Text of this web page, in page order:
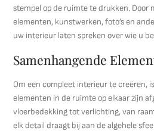
stempel op de ruimte te drukken. Door
elementen, kunstwerken, foto’s en
uw interieur laten spreken over wie u
Samenhangende
Om een compleet interieur te creëren,
elementen in de ruimte op elkaar zijn
vloerbedekking tot verlichting, van
elk detail draagt bij aan de algehele